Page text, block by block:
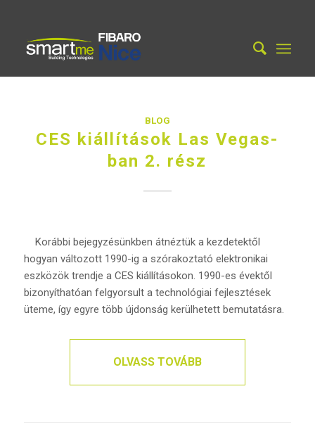
BLOG
CES kiállítások Las Vegas-
ban 2. rész
Korábbi bejegyzésünkben átnéztük a kezdetektől
hogyan változott 1990-ig a szórakoztató elektronikai
eszközök trendje a CES kiállításokon. 1990-es évektől
bizonyíthatóan felgyorsult a technológiai fejlesztések
üteme, így egyre több újdonság kerülhetett bemutatásra.
OLVASS TOVÁBB